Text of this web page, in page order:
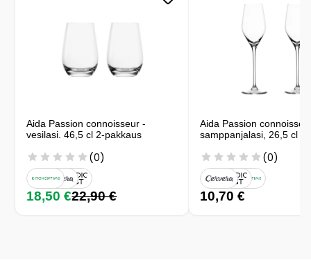
Aida Passion connoisseur -
vesilasi. 46,5 cl 2-pakkaus
(0)
18,50 €22,90 €
Aida Passion
samppanjalasi, 26,5 cl
(0)
10,70 €